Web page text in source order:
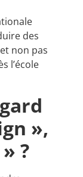
des
non pas
l’école
»,
?